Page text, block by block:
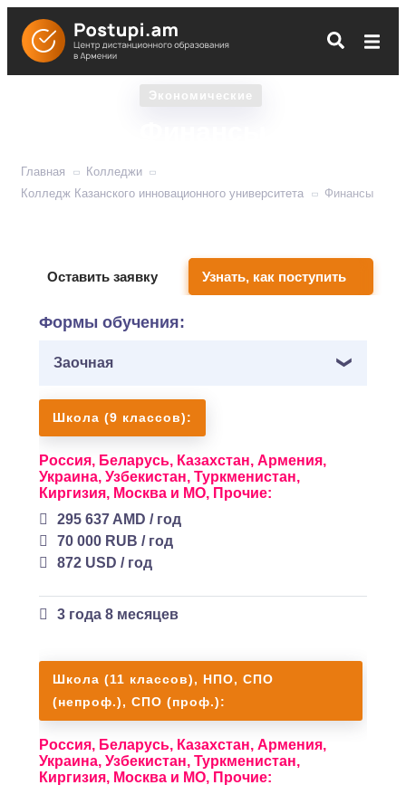
Экономические
Главная
Колледжи
Колледж Казанского инновационного университета
Финансы
Оставить заявку Узнать, как поступить
Формы обучения:
Заочная
Школа (9 классов):
Россия, Беларусь, Казахстан, Армения,
Украина, Узбекистан, Туркменистан,
Киргизия, Москва и МО, Прочие:
295 637 AMD / год
70 000 RUB / год
872 USD / год
3 года 8 месяцев
Школа (11 классов), НПО, СПО
(непроф.), СПО (проф.):
Россия, Беларусь, Казахстан, Армения,
Украина, Узбекистан, Туркменистан,
Киргизия, Москва и МО, Прочие: